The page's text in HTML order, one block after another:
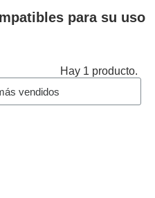
para su uso
Hay 1 producto.